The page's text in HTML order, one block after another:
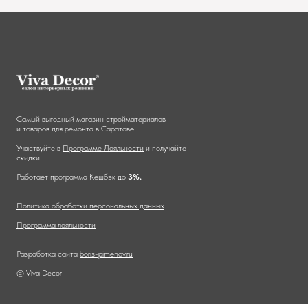
Самый выгодный магазин стройматериалов
и товаров для ремонта в Саратове.
Участвуйте в Программе Лояльности и получайте
скидки.
Работает программа Кешбэк до 3%.
Политика обработки персональных данных
Программа лояльности
Разработка сайта boris-pimenov.ru
© Viva Decor